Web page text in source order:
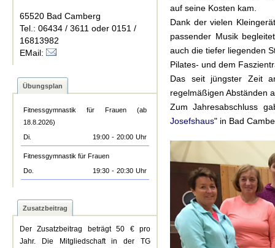
65520 Bad Camberg
Tel.: 06434 / 3611 oder 0151 /
16813982
EMail:
Übungsplan
Fitnessgymnastik für Frauen (ab
18.8.2026)
Di.
19:00 - 20:00 Uhr
Fitnessgymnastik für Frauen
Do.
19:30 - 20:30 Uhr
Zusatzbeitrag
Der Zusatzbeitrag beträgt 50 € pro
Jahr. Die Mitgliedschaft in der TG
auf seine Kosten kam.
Dank der vielen
passender Musik
auch die tiefer liegenden
Pilates- und dem
Das seit jüngster Zeit
regelmäßigen Abständen
Zum Jahresabschluss
Josefshaus" in Bad